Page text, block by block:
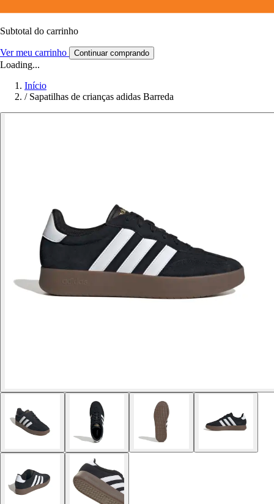
Subtotal do carrinho
Ver meu carrinho Continuar comprando
Loading...
Início
/ Sapatilhas de crianças adidas Barreda